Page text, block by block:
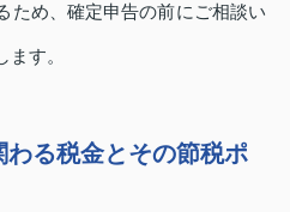
ため、確定申告の前にご相談い
す。
る税金とその節税ポ